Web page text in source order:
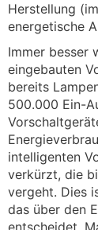
Herstellung
energetische
Immer besser
eingebauten
bereits
500.000 Ein-
intelligenten
verkürzt, die
vergeht. Dies
das über den
entscheidet.